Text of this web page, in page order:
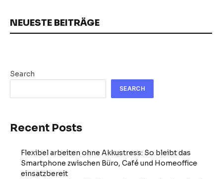
NEUESTE BEITRÄGE
Search
SEARCH
Recent Posts
Flexibel arbeiten ohne Akkustress: So bleibt das
Smartphone zwischen Büro, Café und Homeoffice
einsatzbereit